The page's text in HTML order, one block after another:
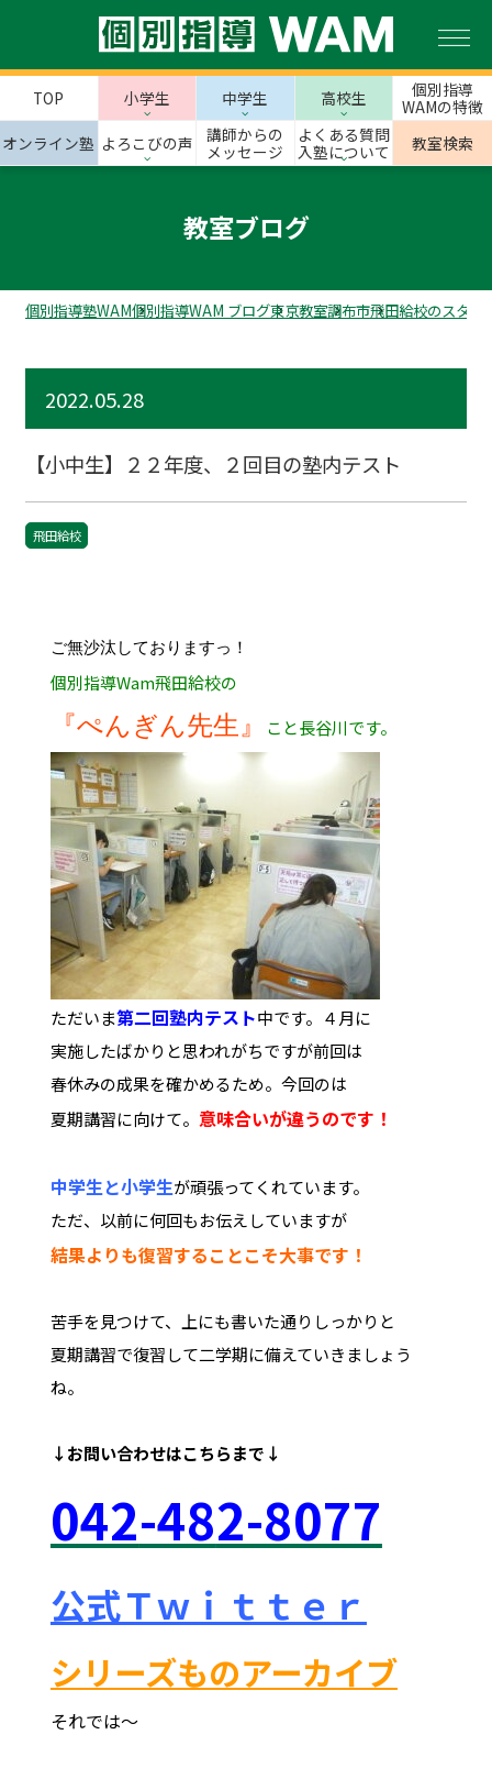
TOP 小学生 中学生 高校生
個別指導
WAMの特徴
オンライン塾 よろこびの声
講師からの
メッセージ
よくある質問
入塾について
教室検索
教室ブログ
個別指導塾WAM個別指導WAM ブログ東京教室調布市飛田給校のスタッ
2022.05.28
【小中生】２２年度、２回目の塾内テスト
飛田給校
ご無沙汰しておりますっ！
個別指導Wam飛田給校の
『ぺんぎん先生』 こと長谷川です。
ただいま第二回塾内テスト中です。４月に
実施したばかりと思われがちですが前回は
春休みの成果を確かめるため。今回のは
夏期講習に向けて。 意味合いが違うのです！
中学生と小学生が頑張ってくれています。
ただ、以前に何回もお伝えしていますが
結果よりも復習することこそ大事です！
苦手を見つけて、上にも書いた通りしっかりと
夏期講習で復習して二学期に備えていきましょう
ね。
↓お問い合わせはこちらまで↓
042-482-8077
公式Ｔｗｉｔｔｅｒ
シリーズものアーカイブ
それでは～